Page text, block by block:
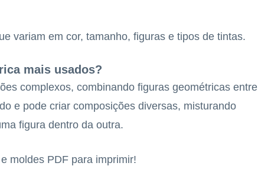
variam em cor, tamanho, figuras e tipos de tintas.
mais usados?
complexos, combinando figuras geométricas entre
e pode criar composições diversas, misturando
figura dentro da outra.
moldes PDF para imprimir!